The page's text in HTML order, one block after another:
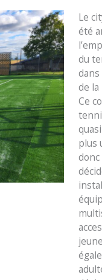
Le
été
du
dans
de la
Ce
plus